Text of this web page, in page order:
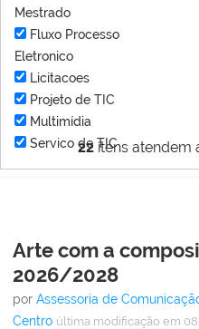
22itens atendem
Mestrado
Fluxo Processo
Eletronico
Licitacoes
Projeto de TIC
Multimídia
Servico de TIC
Arte com a
2026/2028
por Assessoria de
Centro última modificação em